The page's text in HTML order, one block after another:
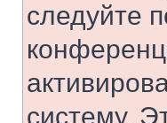
следуйте
систему.